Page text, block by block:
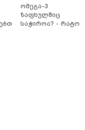
1548.20
ომეგა-3
ზაფხულშიც
საჭიროა? - რატომ